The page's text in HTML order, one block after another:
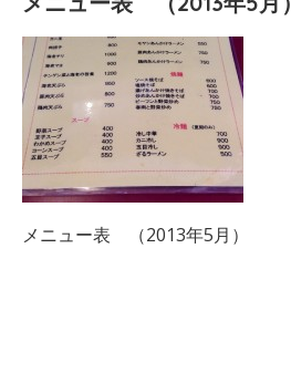
メニュー表 （2013年5月）